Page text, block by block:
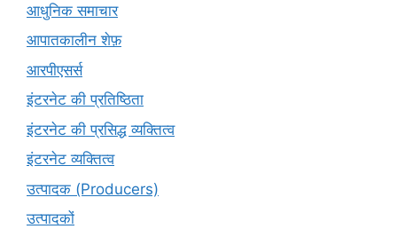
आधुनिक समाचार
आपातकालीन शेफ़
आरपीएसर्स
इंटरनेट की प्रतिष्ठिता
इंटरनेट की प्रसिद्ध व्यक्तित्व
इंटरनेट व्यक्तित्व
उत्पादक (Producers)
उत्पादकों